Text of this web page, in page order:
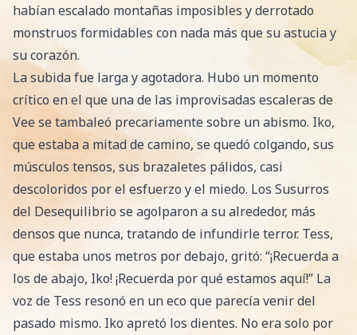
habían escalado montañas imposibles y derrotado
monstruos formidables con nada más que su astucia y
su corazón.
La subida fue larga y agotadora. Hubo un momento
crítico en el que una de las improvisadas escaleras de
Vee se tambaleó precariamente sobre un abismo. Iko,
que estaba a mitad de camino, se quedó colgando, sus
músculos tensos, sus brazaletes pálidos, casi
descoloridos por el esfuerzo y el miedo. Los Susurros
del Desequilibrio se agolparon a su alrededor, más
densos que nunca, tratando de infundirle terror. Tess,
que estaba unos metros por debajo, gritó: “¡Recuerda a
los de abajo, Iko! ¡Recuerda por qué estamos aquí!” La
voz de Tess resonó en un eco que parecía venir del
pasado mismo. Iko apretó los dientes. No era solo por